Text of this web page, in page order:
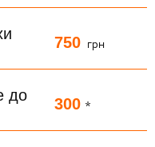
750 грн
до
300 *